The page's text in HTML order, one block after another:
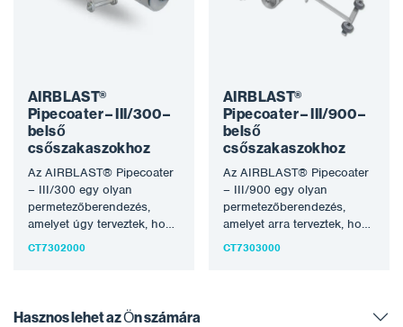
AIRBLAST®
Pipecoater – III/300 –
belső
csőszakaszokhoz
Az AIRBLAST® Pipecoater
– III/300 egy olyan
permetezőberendezés,
amelyet úgy terveztek, hogy
125 mm és 300 mm (5″ –
CT7302000
AIRBLAST®
Pipecoater – III/900 –
belső
csőszakaszokhoz
Az AIRBLAST® Pipecoater
– III/900 egy olyan
permetezőberendezés,
amelyet arra terveztek, hogy
300 mm és 900 mm (12″ –
CT7303000
Hasznos lehet az Ön számára